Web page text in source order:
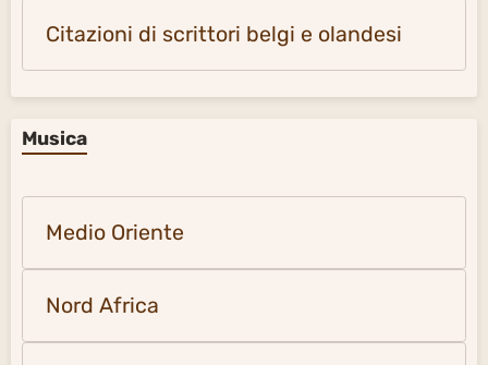
Citazioni di scrittori belgi e olandesi
Musica
Medio Oriente
Nord Africa